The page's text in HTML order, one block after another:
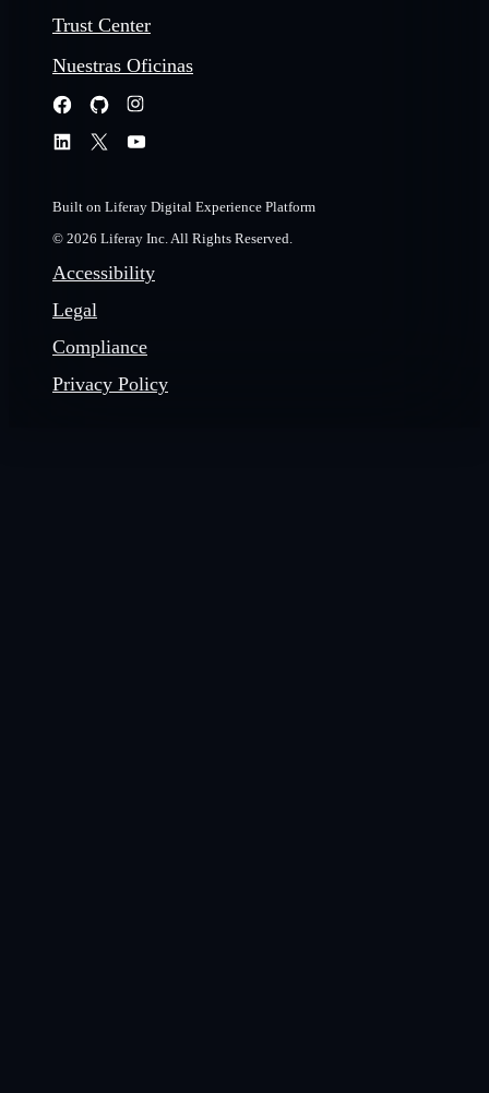
Trust Center
Nuestras Oficinas
Built on Liferay Digital Experience Platform
© 2026 Liferay Inc. All Rights Reserved.
Accessibility
Legal
Compliance
Privacy Policy